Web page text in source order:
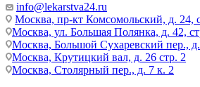
info@lekarstva24.ru
Москва, пр-кт Комсомольский, д. 24,
Москва, ул. Большая Полянка, д. 42,
Москва, Большой Сухаревский пер., д.
Москва, Крутицкий вал, д. 26 стр. 2
Москва, Столярный пер., д. 7 к. 2